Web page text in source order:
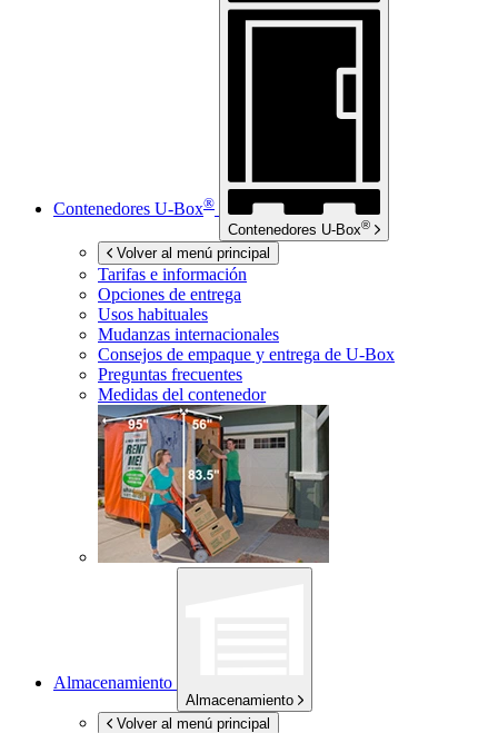
Contenedores U-Box®
Contenedores U-Box®
Volver al menú principal
Tarifas e información
Opciones de entrega
Usos habituales
Mudanzas internacionales
Consejos de empaque y entrega de U-Box
Preguntas frecuentes
Medidas del contenedor
Almacenamiento
Almacenamiento
Volver al menú principal